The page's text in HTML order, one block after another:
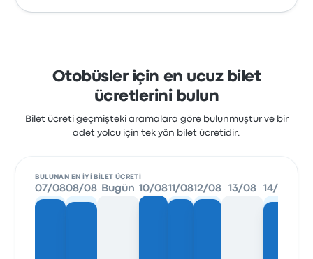
Otobüsler için en ucuz bilet
ücretlerini bulun
Bilet ücreti geçmişteki aramalara göre bulunmuştur ve bir
adet yolcu için tek yön bilet ücretidir.
BULUNAN EN IYI BILET ÜCRETI
07/0808/08 Bugün 10/0811/0812/08 13/08 14/08